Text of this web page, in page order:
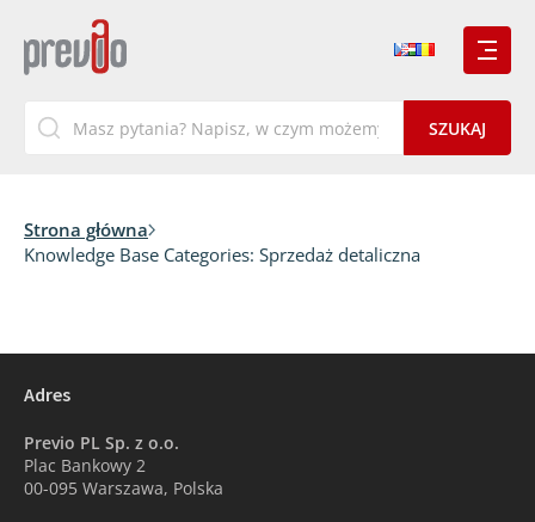
Strona główna
Knowledge Base Categories: Sprzedaż detaliczna
Adres
Previo PL Sp. z o.o.
Plac Bankowy 2
00-095 Warszawa, Polska